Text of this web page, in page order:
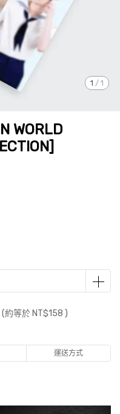
1 / 1
WORLD
(約等於 NT$158 )
運送方式